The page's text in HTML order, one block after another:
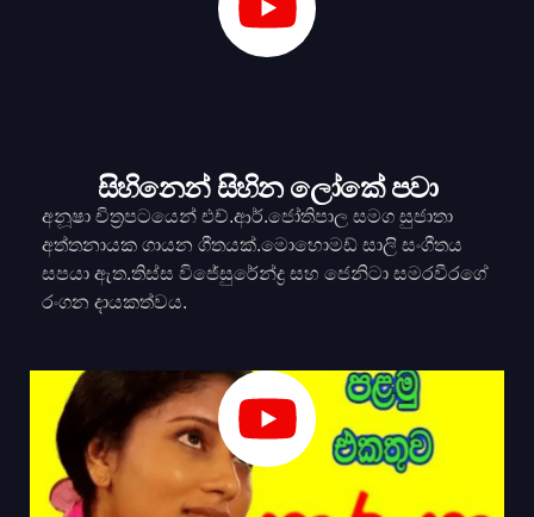
සිහිනෙන් සිහින ලෝකේ පවා
අනූෂා චිත්‍රපටයෙන් එච්.ආර්.ජෝතිපාල සමග සුජාතා
අත්තනායක ගායන ගීතයක්.මොහොමඩ් සාලි සංගීතය
සපයා ඇත.තිස්ස විජේසුරේන්ද්‍ර සහ ජෙනිටා සමරවීරගේ
රංගන දායකත්වය.